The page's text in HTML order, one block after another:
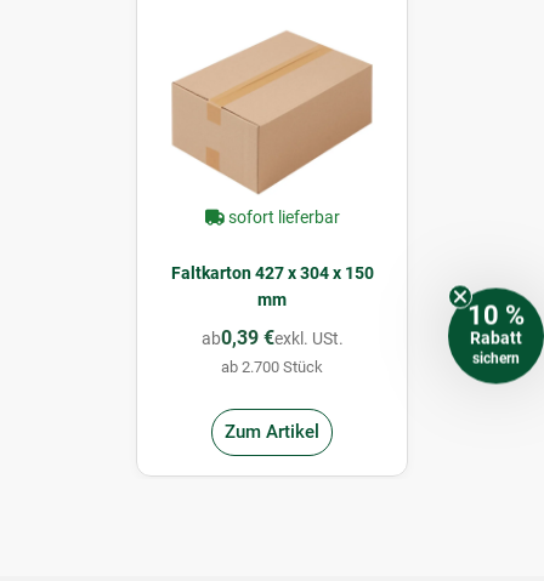
sofort lieferbar
Faltkarton 427 x 304 x 150
mm
ab0,39 €exkl. USt.
ab 2.700 Stück
Zum Artikel
10 %
Rabatt
sichern